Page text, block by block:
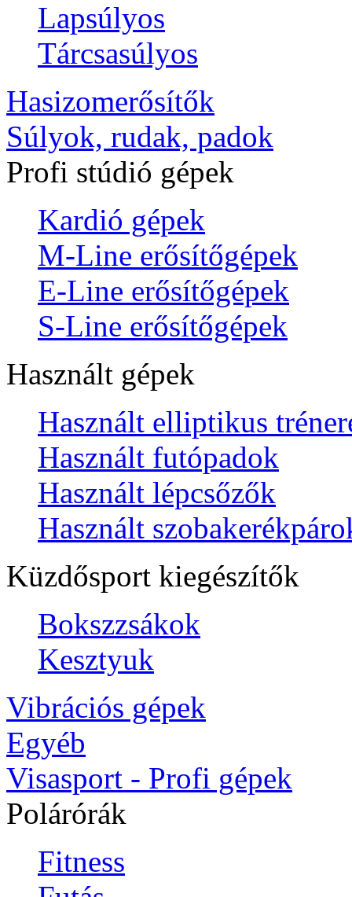
Lapsúlyos
Tárcsasúlyos
Hasizomerősítők
Súlyok, rudak, padok
Profi stúdió gépek
Kardió gépek
M-Line erősítőgépek
E-Line erősítőgépek
S-Line erősítőgépek
Használt gépek
Használt elliptikus
Használt futópadok
Használt lépcsőzők
Használt
Küzdősport kiegészítők
Bokszzsákok
Kesztyuk
Vibrációs gépek
Egyéb
Visasport - Profi gépek
Polárórák
Fitness